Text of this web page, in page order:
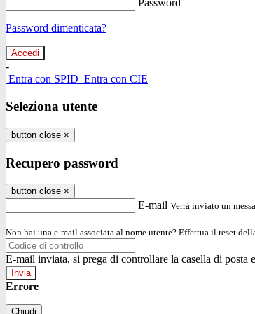
Password
Password dimenticata?
-
Entra con SPID Entra con CIE
Seleziona utente
button close ×
Recupero password
button close ×
E-mail Verrà inviato un
Non hai una e-mail associata al nome utente? Effettua il reset
E-mail inviata, si prega di controllare la casella di posta
Errore
Chiudi